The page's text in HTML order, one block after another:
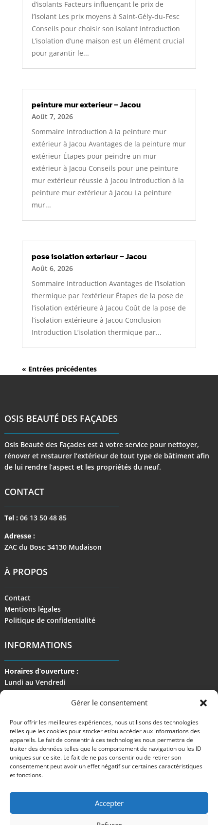
Gérer le consentement
Pour offrir les meilleures expériences, nous utilisons des technologies
telles que les cookies pour stocker et/ou accéder aux informations des
appareils. Le fait de consentir à ces technologies nous permettra de
traiter des données telles que le comportement de navigation ou les ID
uniques sur ce site. Le fait de ne pas consentir ou de retirer son
consentement peut avoir un effet négatif sur certaines caractéristiques
et fonctions.
Accepter
d’isolants Facteurs influençant le prix de
l’isolant Les prix moyens à Saint-Gély-du-Fesc
Conseils pour choisir son isolant Introduction
L’isolation d’une maison est un élément crucial
pour garantir le...
peinture mur exterieur – Jacou
Août 7, 2026
Sommaire Introduction à la peinture mur
extérieur à Jacou Avantages de la peinture mur
extérieur Étapes pour peindre un mur
extérieur à Jacou Conseils pour une peinture
mur extérieur réussie à Jacou Introduction à la
peinture mur extérieur à Jacou La peinture
mur...
pose isolation exterieur – Jacou
Août 6, 2026
Sommaire Introduction Avantages de l’isolation
thermique par l’extérieur Étapes de la pose de
l’isolation extérieure à Jacou Coût de la pose de
l’isolation extérieure à Jacou Conclusion
Introduction L’isolation thermique par...
« Entrées précédentes
OSIS BEAUTÉ DES FAÇADES
Osis Beauté des Façades est à votre service pour nettoyer,
rénover et restaurer l’extérieur de tout type de bâtiment afin
de lui rendre l’aspect et les propriétés du neuf.
CONTACT
Tel : 06 13 50 48 85
Adresse :
ZAC du Bosc 34130 Mudaison
À PROPOS
Contact
Mentions légales
Politique de confidentialité
INFORMATIONS
Horaires d’ouverture :
Lundi au Vendredi
de 9 h à 17 h